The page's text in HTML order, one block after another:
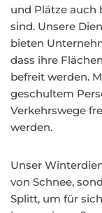
und Plätze auch
sind. Unsere
bieten
dass ihre
befreit werden.
geschultem
Verkehrswege
werden.
Unser
von Schnee,
Splitt, um für